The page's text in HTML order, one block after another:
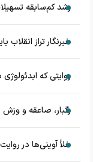
رشد کم‌سابقه
خبرنگار تراز
روایتی که ایدئولوژی
رگبار، صاعقه و وزش
خلأ آوینی‌ها در